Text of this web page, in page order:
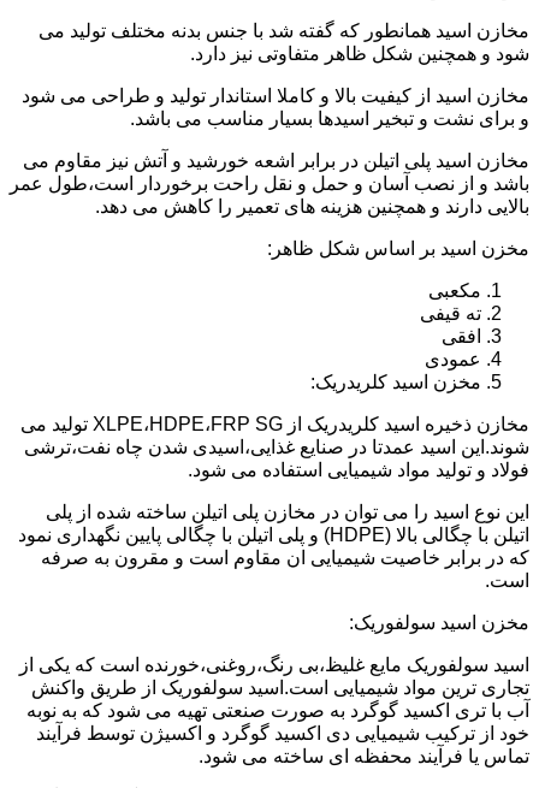
مخازن اسید همانطور که گفته شد با جنس بدنه مختلف تولید می
شود و همچنین شکل ظاهر متفاوتی نیز دارد.
مخازن اسید از کیفیت بالا و کاملا استاندار تولید و طراحی می شود
و برای نشت و تبخیر اسیدها بسیار مناسب می باشد.
مخازن اسید پلی اتیلن در برابر اشعه خورشید و آتش نیز مقاوم می
باشد و از نصب آسان و حمل و نقل راحت برخوردار است،طول عمر
بالایی دارند و همچنین هزینه های تعمیر را کاهش می دهد.
مخزن اسید بر اساس شکل ظاهر:
مکعبی
ته قیفی
افقی
عمودی
مخزن اسید کلریدریک:
مخازن ذخیره اسید کلریدریک از XLPE،HDPE،FRP SG تولید می
شوند.این اسید عمدتا در صنایع غذایی،اسیدی شدن چاه نفت،ترشی
فولاد و تولید مواد شیمیایی استفاده می شود.
این نوع اسید را می توان در مخازن پلی اتیلن ساخته شده از پلی
اتیلن با چگالی بالا (HDPE) و پلی اتیلن با چگالی پایین نگهداری نمود
که در برابر خاصیت شیمیایی ان مقاوم است و مقرون به صرفه
است.
مخزن اسید سولفوریک:
اسید سولفوریک مایع غلیظ،بی رنگ،روغنی،خورنده است که یکی از
تجاری ترین مواد شیمیایی است.اسید سولفوریک از طریق واکنش
آب با تری اکسید گوگرد به صورت صنعتی تهیه می شود که به نوبه
خود از ترکیب شیمیایی دی اکسید گوگرد و اکسیژن توسط فرآیند
تماس یا فرآیند محفظه ای ساخته می شود.